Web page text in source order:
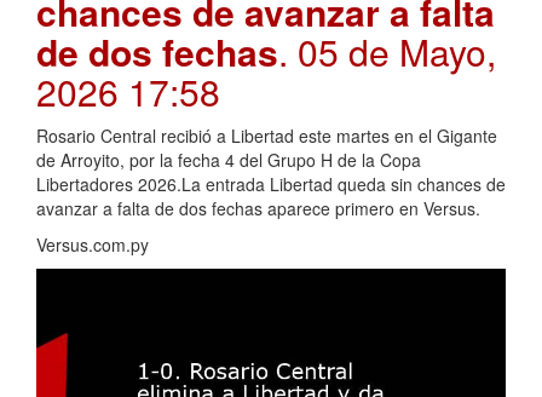
chances de avanzar a falta
de dos fechas. 05 de Mayo,
2026 17:58
Rosario Central recibió a Libertad este martes en el Gigante
de Arroyito, por la fecha 4 del Grupo H de la Copa
Libertadores 2026.La entrada Libertad queda sin chances de
avanzar a falta de dos fechas aparece primero en Versus.
Versus.com.py